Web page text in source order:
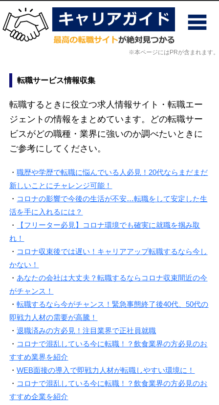
※本ページにはPRが含まれます。
転職サービス情報収集
転職するときに役立つ求人情報サイト・転職エー
ジェントの情報をまとめています。どの転職サー
ビスがどの職種・業界に強いのか調べたいときに
ご参考にしてください。
・職歴や学歴で転職に悩んでいる人必見！20代ならまだまだ
新しいことにチャレンジ可能！
・ コロナの影響で今後の生活が不安…転職をして安定した生
活を手に入れるには？
・
【フリーター必見】コロナ環境でも確実に就職を掴み取
れ！
・ コロナ収束後では遅い！キャリアアップ転職するなら今し
かない！
・ あなたの会社は大丈夫？転職するならコロナ収束間近の今
がチャンス！
・転職するなら今がチャンス！緊急事態終了後40代、50代の
即戦力人材の需要が高騰！
・退職済みの方必見！注目業界で正社員就職
・ コロナで混乱している今に転職！？飲食業界の方必見のお
すすめ業界を紹介
・WEB面接の導入で即戦力人材が転職しやすい環境に！
・ コロナで混乱している今に転職！？飲食業界の方必見のお
すすめ企業を紹介